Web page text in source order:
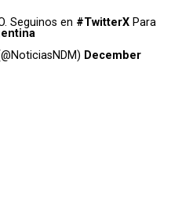
Seguinos en #TwitterX Para
December